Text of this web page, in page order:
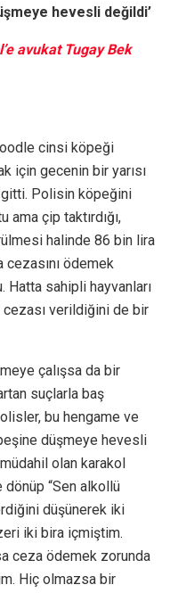
hevesli değildi’
avukat Tugay Bek
cinsi köpeği
için gecenin bir yarısı
gitti. Polisin köpeğini
çip taktırdığı,
halinde 86 bin lira
cezasını ödemek
Hatta sahipli hayvanları
verildiğini de bir
çalışsa da bir
suçlarla baş
bu hengame ve
düşmeye hevesli
olan karakol
dönüp “Sen alkollü
düşünerek iki
iki bira içmiştim.
ceza ödemek zorunda
Hiç olmazsa bir